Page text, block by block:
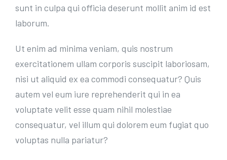
sunt in culpa qui officia deserunt mollit anim id est
laborum.
Ut enim ad minima veniam, quis nostrum
exercitationem ullam corporis suscipit laboriosam,
nisi ut aliquid ex ea commodi consequatur? Quis
autem vel eum iure reprehenderit qui in ea
voluptate velit esse quam nihil molestiae
consequatur, vel illum qui dolorem eum fugiat quo
voluptas nulla pariatur?